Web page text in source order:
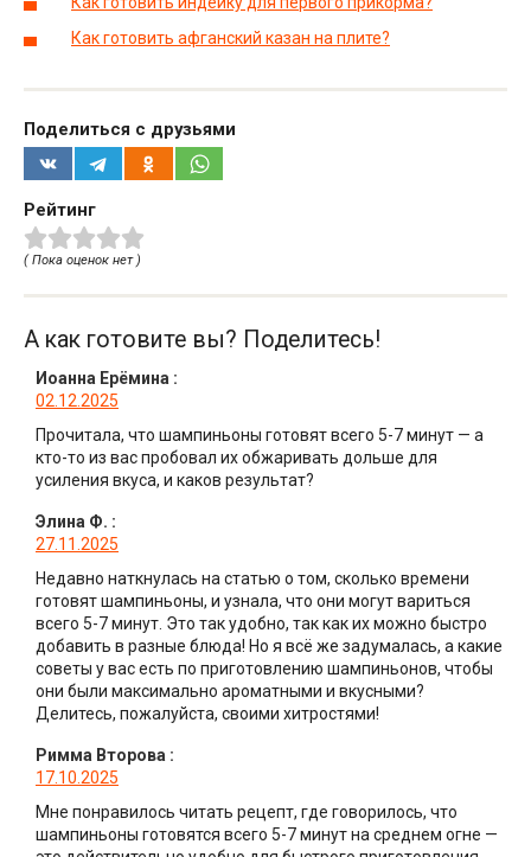
Как готовить афганский казан на плите?
Поделиться с друзьями
Рейтинг
( Пока оценок нет )
А как готовите вы? Поделитесь!
Иоанна Ерёмина :
02.12.2025
Прочитала, что шампиньоны готовят всего 5-7 минут — а
кто-то из вас пробовал их обжаривать дольше для
усиления вкуса, и каков результат?
Элина Ф. :
27.11.2025
Недавно наткнулась на статью о том, сколько времени
готовят шампиньоны, и узнала, что они могут вариться
всего 5-7 минут. Это так удобно, так как их можно быстро
добавить в разные блюда! Но я всё же задумалась, а какие
советы у вас есть по приготовлению шампиньонов, чтобы
они были максимально ароматными и вкусными?
Делитесь, пожалуйста, своими хитростями!
Римма Второва :
17.10.2025
Мне понравилось читать рецепт, где говорилось, что
шампиньоны готовятся всего 5-7 минут на среднем огне —